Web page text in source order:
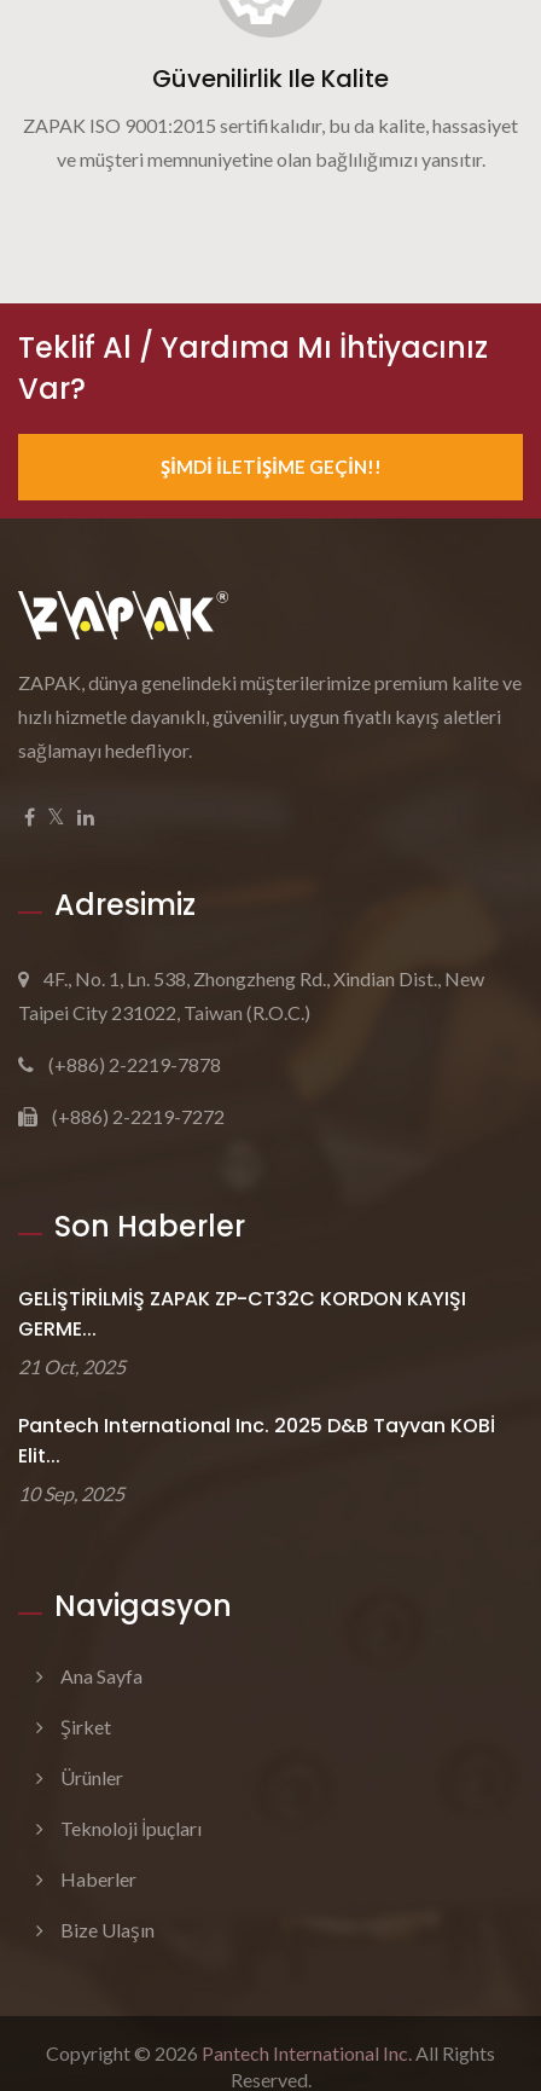
Güvenilirlik Ile Kalite
ZAPAK ISO 9001:2015 sertifikalıdır, bu da kalite, hassasiyet
ve müşteri memnuniyetine olan bağlılığımızı yansıtır.
Teklif Al / Yardıma Mı İhtiyacınız
Var?
ŞIMDI İLETIŞIME GEÇIN!!
ZAPAK, dünya genelindeki müşterilerimize premium kalite ve
hızlı hizmetle dayanıklı, güvenilir, uygun fiyatlı kayış aletleri
sağlamayı hedefliyor.
Adresimiz
4F., No. 1, Ln. 538, Zhongzheng Rd., Xindian Dist., New
Taipei City 231022, Taiwan (R.O.C.)
(+886) 2-2219-7878
(+886) 2-2219-7272
Son Haberler
GELİŞTİRİLMİŞ ZAPAK ZP-CT32C KORDON KAYIŞI
GERME...
21 Oct, 2025
Pantech International Inc. 2025 D&B Tayvan KOBİ
Elit...
10 Sep, 2025
Navigasyon
Ana Sayfa
Şirket
Ürünler
Teknoloji İpuçları
Haberler
Bize Ulaşın
Copyright © 2026 Pantech International Inc.All Rights
Reserved.